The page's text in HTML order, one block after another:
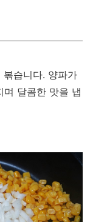
습니다. 양파가
며 달콤한 맛을 냅